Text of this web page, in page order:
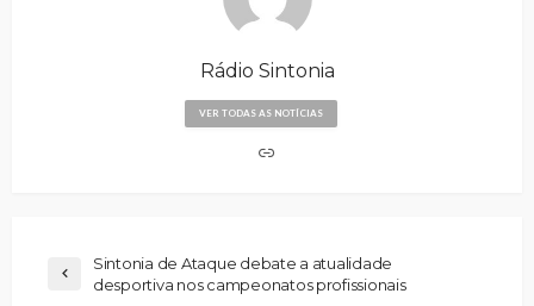
Rádio Sintonia
VER TODAS AS NOTÍCIAS
Sintonia de Ataque debate a atualidade
desportiva nos campeonatos profissionais